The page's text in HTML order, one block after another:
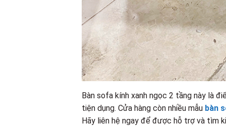
Bàn sofa kính xanh ngọc 2 tầng này là
tiện dụng. Cửa hàng còn nhiều mẫu bàn
Hãy liên hệ ngay để được hỗ trợ và tìm